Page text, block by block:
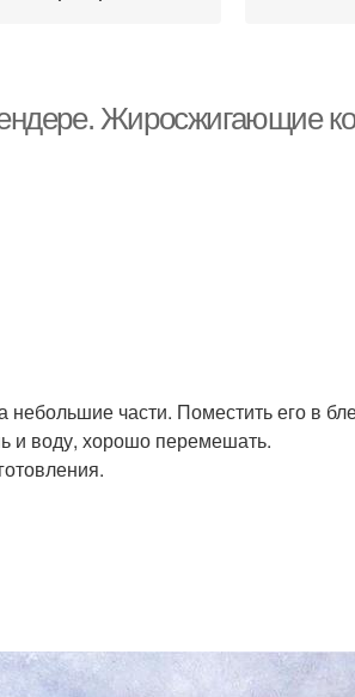
Жиросжигающие
небольшие части. Поместить его в
и воду, хорошо перемешать.